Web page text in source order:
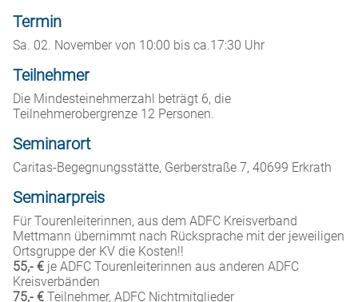
Termin
Sa. 02. November von 10:00 bis ca.17:30 Uhr
Teilnehmer
Die Mindesteinehmerzahl beträgt 6, die
Teilnehmerobergrenze 12 Personen.
Seminarort
Caritas-Begegnungsstätte, Gerberstraße 7, 40699 Erkrath
Seminarpreis
Für Tourenleiterinnen, aus dem ADFC Kreisverband
Mettmann übernimmt nach Rücksprache mit der jeweiligen
Ortsgruppe der KV die Kosten!!
55,- € je ADFC Tourenleiterinnen aus anderen ADFC
Kreisverbänden
75,- € Teilnehmer, ADFC Nichtmitglieder